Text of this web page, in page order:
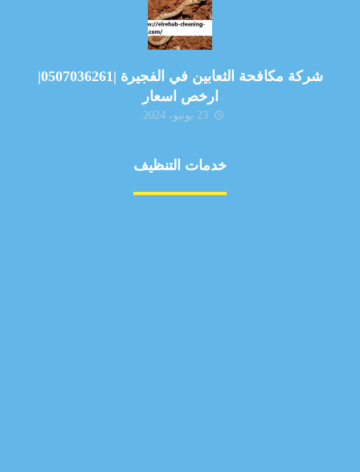
شركة مكافحة الثعابين في الفجيرة |0507036261|
ارخص اسعار
23 يونيو، 2024
خدمات التنظيف